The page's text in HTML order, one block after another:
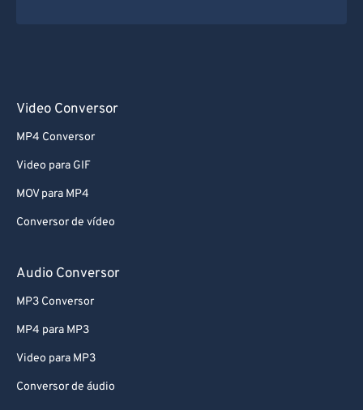
Video Conversor
MP4 Conversor
Video para GIF
MOV para MP4
Conversor de vídeo
Audio Conversor
MP3 Conversor
MP4 para MP3
Video para MP3
Conversor de áudio